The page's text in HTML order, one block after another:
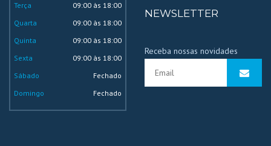
Terça
09:00 às 18:00
Quarta
09:00 às 18:00
Quinta
09:00 às 18:00
Sexta
09:00 às 18:00
Sábado
Fechado
Domingo
Fechado
NEWSLETTER
Receba nossas novidades